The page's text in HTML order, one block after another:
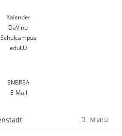
Kalender
DaVinci
Schulcampus
eduLU
ENBREA
E-Mail
Menü